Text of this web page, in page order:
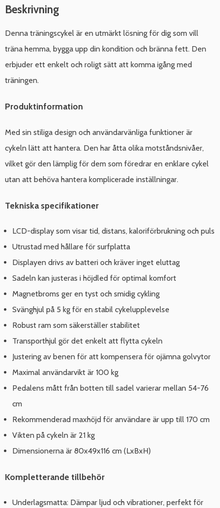
Beskrivning
Denna träningscykel är en utmärkt lösning för dig som vill
träna hemma, bygga upp din kondition och bränna fett. Den
erbjuder ett enkelt och roligt sätt att komma igång med
träningen.
Produktinformation
Med sin stiliga design och användarvänliga funktioner är
cykeln lätt att hantera. Den har åtta olika motståndsnivåer,
vilket gör den lämplig för dem som föredrar en enklare cykel
utan att behöva hantera komplicerade inställningar.
Tekniska specifikationer
LCD-display som visar tid, distans, kaloriförbrukning och puls
Utrustad med hållare för surfplatta
Displayen drivs av batteri och kräver inget eluttag
Sadeln kan justeras i höjdled för optimal komfort
Magnetbroms ger en tyst och smidig cykling
Svänghjul på 5 kg för en stabil cykelupplevelse
Robust ram som säkerställer stabilitet
Transporthjul gör det enkelt att flytta cykeln
Justering av benen för att kompensera för ojämna golvytor
Maximal användarvikt är 100 kg
Pedalens mått från botten till sadel varierar mellan 54-76
cm
Rekommenderad maxhöjd för användare är upp till 170 cm
Vikten på cykeln är 21 kg
Dimensionerna är 80x49x116 cm (LxBxH)
Kompletterande tillbehör
Underlagsmatta: Dämpar ljud och vibrationer, perfekt för